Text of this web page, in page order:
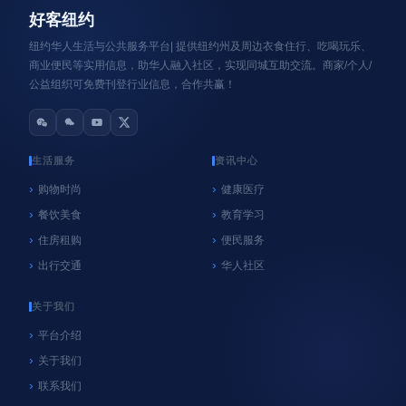
心系纽约
NYC官方垃圾桶执法再延期！9月8日前未使用官
06/18/2026
好客纽约
纽约华人生活与公共服务平台| 提供纽约州及周边衣食住行、吃喝玩乐、
商业便民等实用信息，助华人融入社区，实现同城互助交流。商家/个人/
公益组织可免费刊登行业信息，合作共赢！
生活服务
购物时尚
餐饮美食
住房租购
出行交通
资讯中心
健康医疗
教育学习
便民服务
华人社区
关于我们
平台介绍
关于我们
联系我们